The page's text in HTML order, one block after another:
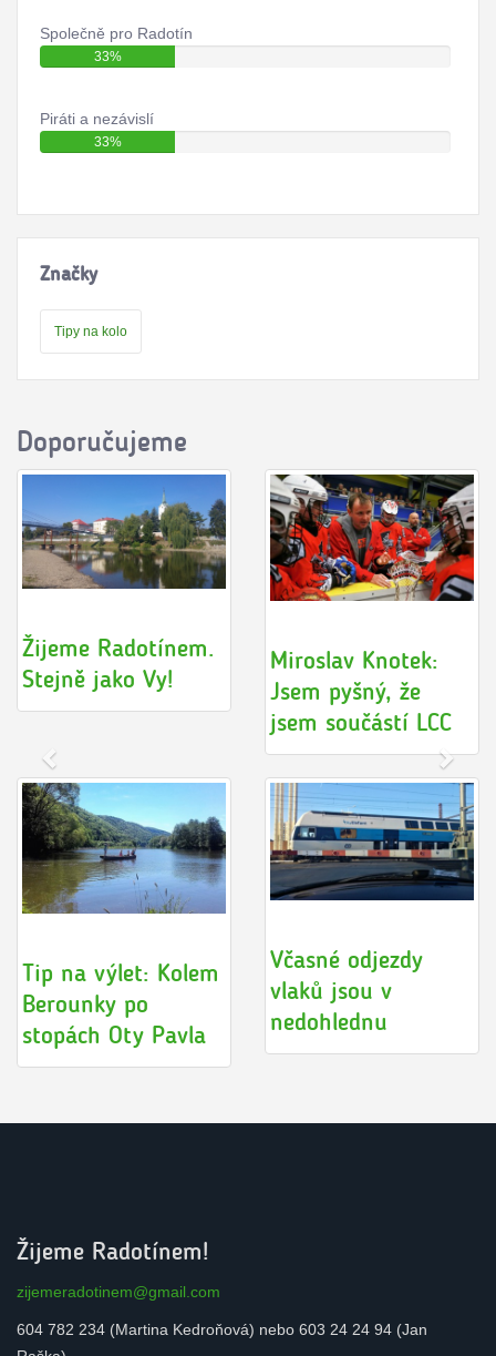
Společně pro Radotín
33%
Piráti a nezávislí
33%
Značky
Tipy na kolo
Doporučujeme
Karel Hanzlík:
Važme si toho, jak
Lakros jako
fenomén aneb malé
ohlédnutí za velkým
turnajem
Nová radotínská
lávka se podobá
Náš tip: